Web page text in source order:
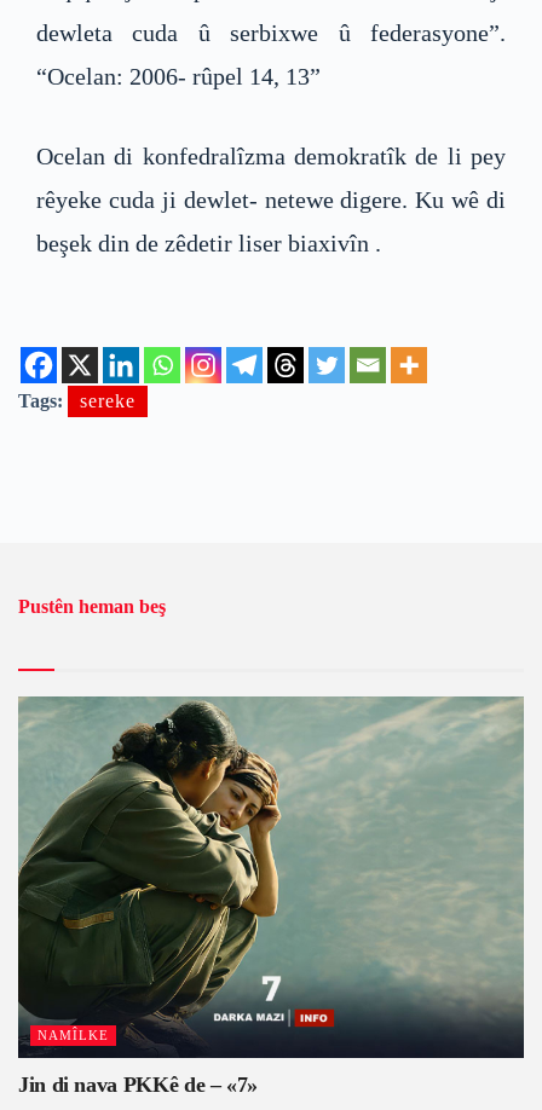
dewleta cuda û serbixwe û federasyone”.
“Ocelan: 2006- rûpel 14, 13”
Ocelan di konfedralîzma demokratîk de li pey
rêyeke cuda ji dewlet- netewe digere. Ku wê di
beşek din de zêdetir liser biaxivîn .
Tags: sereke
Pustên heman beş
NAMÎLKE
Jin di nava PKKê de – «7»